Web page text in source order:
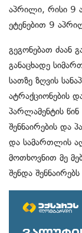
აპრილი, რისი 9
ეტენებით 9
გეგონებათ ძაან
განაცხადე
სათზე ზღვის
ატრაქციონების
პარლამენტის
შენნაირების და
და სამართლის
მოთხოვნით მე
შენდა